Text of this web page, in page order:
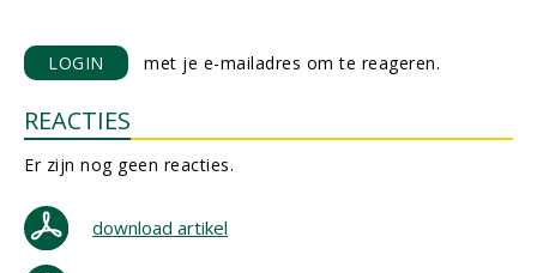
LOGIN met je e-mailadres om te reageren.
REACTIES
Er zijn nog geen reacties.
download artikel